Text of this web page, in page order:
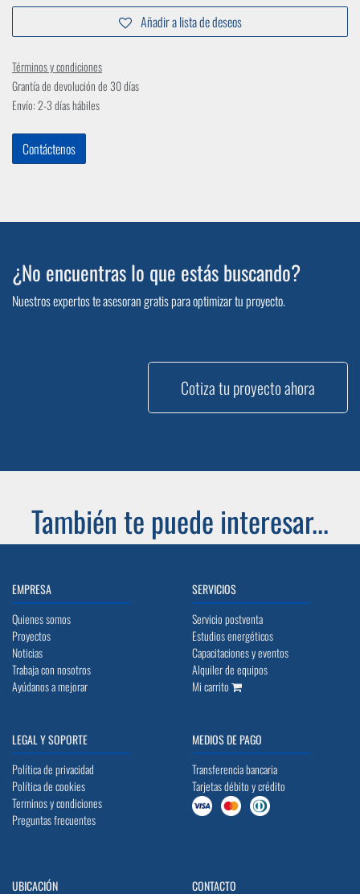
Añadir a lista de deseos
Términos y condiciones
Grantía de devolución de 30 días
Envío: 2-3 días hábiles
Contáctenos
¿No encuentras lo que estás buscando?
Nuestros expertos te asesoran gratis para optimizar tu proyecto.
Cotiza tu proyecto ahora
También te puede interesar...
EMPRESA
Quienes somos
Proyectos
Noticias
Trabaja con nosotros
Ayúdanos a mejorar
SERVICIOS
Servicio postventa
Estudios energéticos
Capacitaciones y eventos
Alquiler de equipos
Mi carrito
LEGAL Y SOPORTE
Política de privacidad
Política de cookies
Terminos y condiciones
Preguntas frecuentes
MEDIOS DE PAGO
Transferencia bancaria
Tarjetas débito y crédito
UBICACIÓN CONTACTO